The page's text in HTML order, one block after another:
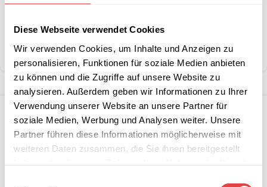
Diese Webseite verwendet Cookies
Wir verwenden Cookies, um Inhalte und Anzeigen zu
personalisieren, Funktionen für soziale Medien anbieten
zu können und die Zugriffe auf unsere Website zu
analysieren. Außerdem geben wir Informationen zu Ihrer
Verwendung unserer Website an unsere Partner für
soziale Medien, Werbung und Analysen weiter. Unsere
Partner führen diese Informationen möglicherweise mit
weiteren Daten zusammen, die Sie ihnen bereitgestellt
Marke:Gastro Uzal
Teilen: